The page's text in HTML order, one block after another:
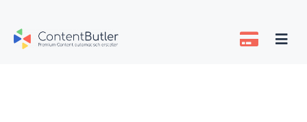
Inhalt
springen